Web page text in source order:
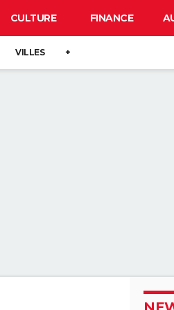
CULTURE FINANCE
VILLES +